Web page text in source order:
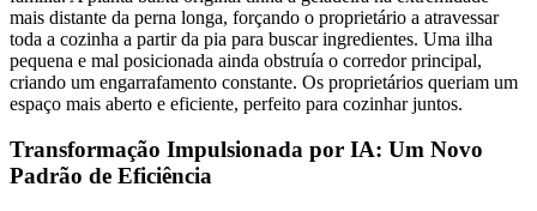
mais distante da perna longa, forçando o proprietário a atravessar
toda a cozinha a partir da pia para buscar ingredientes. Uma ilha
pequena e mal posicionada ainda obstruía o corredor principal,
criando um engarrafamento constante. Os proprietários queriam um
espaço mais aberto e eficiente, perfeito para cozinhar juntos.
Transformação Impulsionada por IA: Um Novo
Padrão de Eficiência